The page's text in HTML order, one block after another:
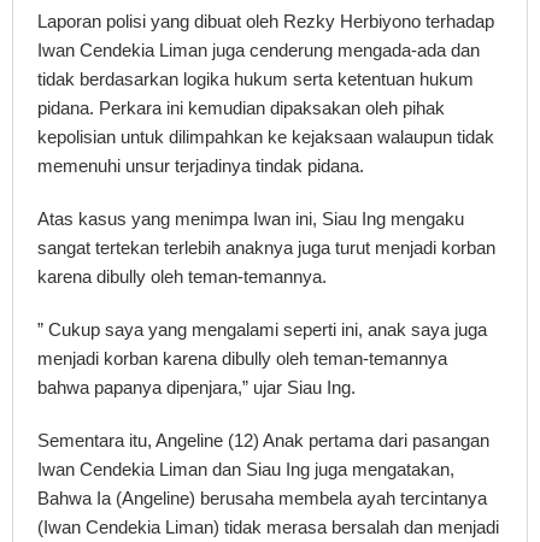
Laporan polisi yang dibuat oleh Rezky Herbiyono terhadap
Iwan Cendekia Liman juga cenderung mengada-ada dan
tidak berdasarkan logika hukum serta ketentuan hukum
pidana. Perkara ini kemudian dipaksakan oleh pihak
kepolisian untuk dilimpahkan ke kejaksaan walaupun tidak
memenuhi unsur terjadinya tindak pidana.
Atas kasus yang menimpa Iwan ini, Siau Ing mengaku
sangat tertekan terlebih anaknya juga turut menjadi korban
karena dibully oleh teman-temannya.
” Cukup saya yang mengalami seperti ini, anak saya juga
menjadi korban karena dibully oleh teman-temannya
bahwa papanya dipenjara,” ujar Siau Ing.
Sementara itu, Angeline (12) Anak pertama dari pasangan
Iwan Cendekia Liman dan Siau Ing juga mengatakan,
Bahwa Ia (Angeline) berusaha membela ayah tercintanya
(Iwan Cendekia Liman) tidak merasa bersalah dan menjadi